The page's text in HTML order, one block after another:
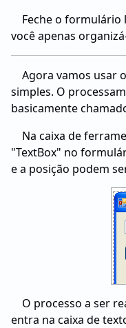
Feche o formulário
você apenas
Agora vamos usar
simples. O
basicamente
Na caixa de
"TextBox" no
e a posição podem
O processo a ser
entra na caixa de